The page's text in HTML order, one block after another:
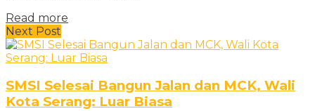
Read more
Next Post
SMSI Selesai Bangun Jalan dan MCK, Wali
Kota Serang: Luar Biasa